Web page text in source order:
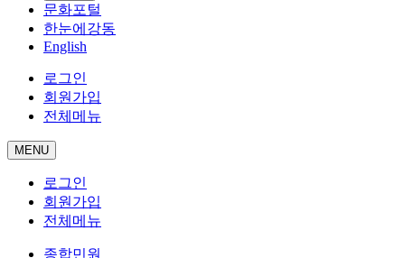
문화포털
한눈에강동
English
로그인
회원가입
전체메뉴
MENU
로그인
회원가입
전체메뉴
종합민원